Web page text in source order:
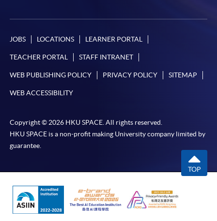
Mastercard（包括「香港大學專業進修學院
Mastercard卡」）繳付學費。
*香港大學專業進修學院Mastercard卡持有人如欲享用十個
如欲了解如何於網上報讀新課程及繳費，請瀏覽網上
申請/報讀指南 :
-個別學歷頒授課程
JOBS LOCATIONS LEARNER PORTAL
TEACHER PORTAL STAFF INTRANET
WEB PUBLISHING POLICY PRIVACY POLICY SITEMAP
WEB ACCESSIBILITY
Copyright © 2026 HKU SPACE. All rights reserved.
HKU SPACE is a non-profit making University company limited by
guarantee.
TOP